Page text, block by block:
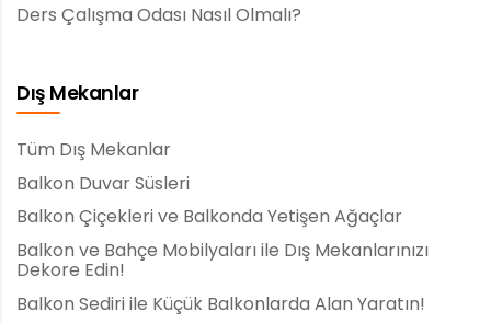
Ders Çalışma Odası Nasıl Olmalı?
Dış Mekanlar
Tüm Dış Mekanlar
Balkon Duvar Süsleri
Balkon Çiçekleri ve Balkonda Yetişen Ağaçlar
Balkon ve Bahçe Mobilyaları ile Dış Mekanlarınızı
Dekore Edin!
Balkon Sediri ile Küçük Balkonlarda Alan Yaratın!